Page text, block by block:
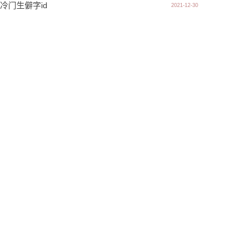
冷门生僻字id 2021-12-30